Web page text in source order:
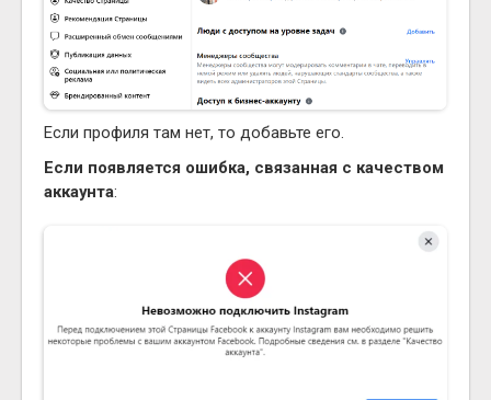
Если профиля там нет, то добавьте его.
Если появляется ошибка, связанная с качеством
аккаунта: